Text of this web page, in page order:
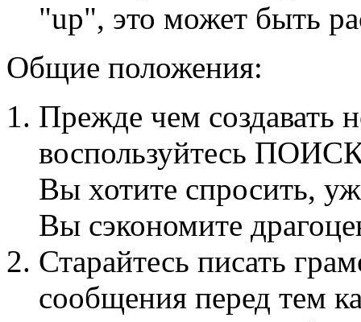
"up", это может быть
Общие положения:
Прежде чем создавать
воспользуйтесь
Вы хотите спросить,
Вы сэкономите
Старайтесь писать
сообщения перед тем